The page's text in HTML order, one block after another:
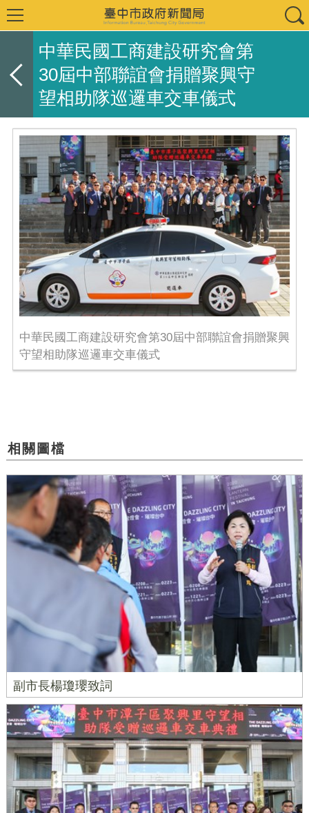
中華民國工商建設研究會第
30屆中部聯誼會捐贈聚興守
望相助隊巡邏車交車儀式
中華民國工商建設研究會第30屆中部聯誼會捐贈聚興
守望相助隊巡邏車交車儀式
相關圖檔
副市長楊瓊瓔致詞